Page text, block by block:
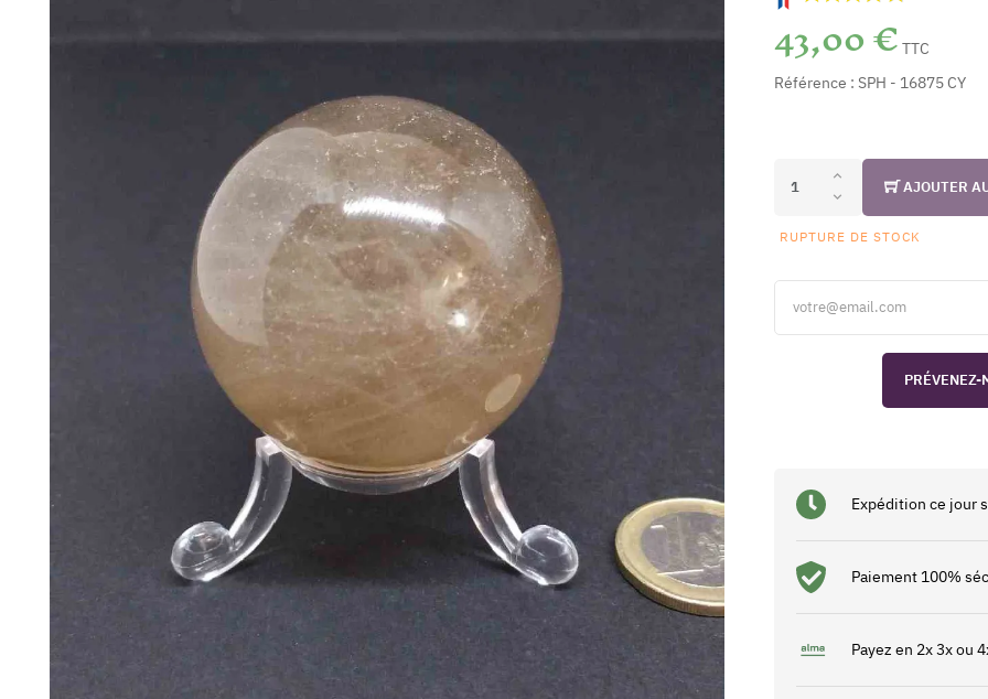
43,00 € TTC
Référence : SPH - 16875 CY
AJOUTER
RUPTURE DE STOCK
Expédition ce jour
Paiement 100%
Payez en 2x 3x ou